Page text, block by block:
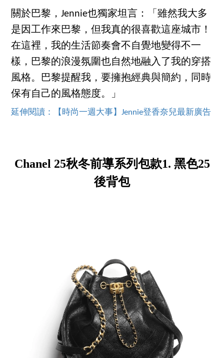
關於巴黎，Jennie也獨家坦言：「雖然我大多
是因工作來巴黎，但我真的很喜歡這座城市！
在這裡，我的生活節奏會不自覺地變得不一
樣，巴黎的浪漫氛圍也自然地融入了我的穿搭
風格。巴黎提醒我，要擁抱經典與簡約，同時
保有自己的風格態度。」
延伸閱讀：【時尚一週大事】Jennie登香奈兒最新廣告
Chanel 25秋冬前導系列包款1. 黑色25
後背包